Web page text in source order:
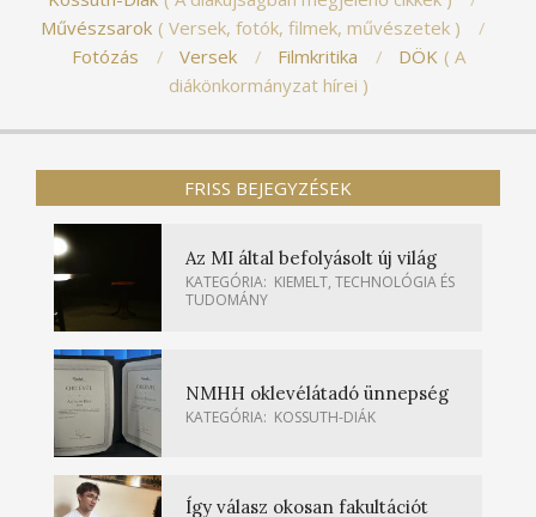
Művészsarok
Versek, fotók, filmek, művészetek
Fotózás
Versek Filmkritika DÖK
A
diákönkormányzat hírei
FRISS BEJEGYZÉSEK
Az MI által befolyásolt új világ
KATEGÓRIA: KIEMELT, TECHNOLÓGIA ÉS
TUDOMÁNY
NMHH oklevélátadó ünnepség
KATEGÓRIA: KOSSUTH-DIÁK
Így válasz okosan fakultációt